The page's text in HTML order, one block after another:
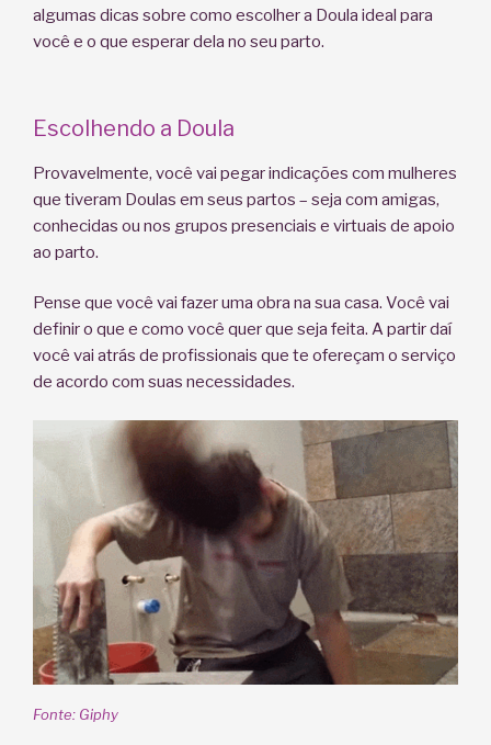
algumas dicas sobre como escolher a Doula ideal para
você e o que esperar dela no seu parto.
Escolhendo a Doula
Provavelmente, você vai pegar indicações com mulheres
que tiveram Doulas em seus partos – seja com amigas,
conhecidas ou nos grupos presenciais e virtuais de apoio
ao parto.
Pense que você vai fazer uma obra na sua casa. Você vai
definir o que e como você quer que seja feita. A partir daí
você vai atrás de profissionais que te ofereçam o serviço
de acordo com suas necessidades.
Fonte: Giphy